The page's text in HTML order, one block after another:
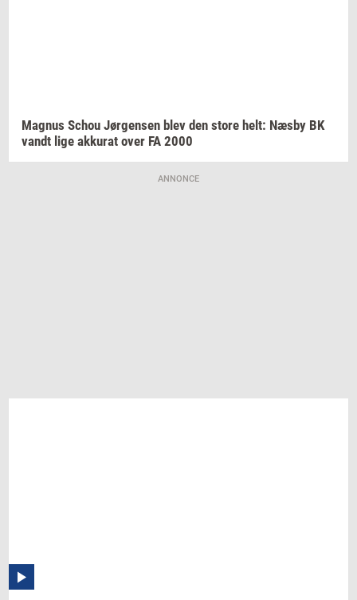
Magnus Schou Jør­gen­sen blev den store helt: Næsby BK
vandt lige ak­ku­rat over FA 2000
ANNONCE